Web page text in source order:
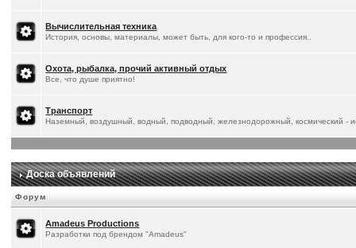
Вычислительная техника
История, основы, материалы, может быть, для кого-то и профессия..
Охота, рыбалка, прочий активный отдых
Все, что душе приятно!
Транспорт
Наземный, воздушный, водный, подводный, железнодорожный, космический -
Доска объявлений
Форум
Amadeus Productions
Разработки под брендом "Amadeus"